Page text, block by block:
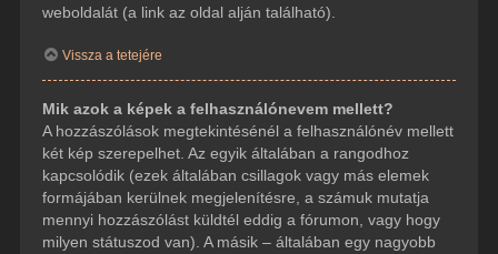
weboldalát (a link az oldal alján található).
Vissza a tetejére
Mik azok a képek a felhasználónevem mellett?
A hozzászólások megtekintésénél a felhasználónév mellett
két kép szerepelhet. Az egyik általában a rangodhoz
kapcsolódik (ezek általában csillagok vagy más elemek
formájában kerülnek megjelenítésre, a számuk mutatja
mennyi hozzászólást küldtél eddig a fórumon, vagy hogy
milyen státuszod van). A másik – általában egy nagyobb